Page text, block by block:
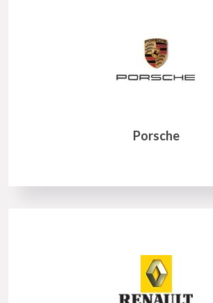
Porsche